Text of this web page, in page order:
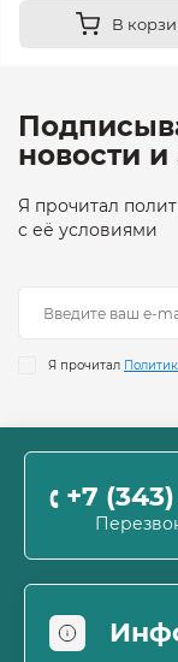
В
новости
Я прочитал
с её условиями
Я прочитал
+7 (343)